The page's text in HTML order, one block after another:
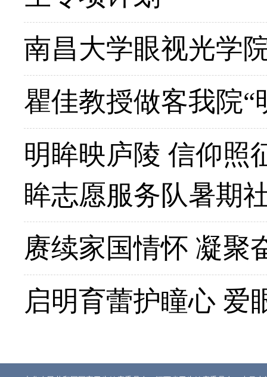
南昌大学眼视光学
瞿佳教授做客我院
明眸映庐陵 信仰
眸志愿服务队暑期
赓续家国情怀 凝
启明育蕾护瞳心